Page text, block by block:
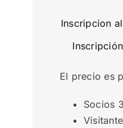
Inscripcion
El precio es
Socios